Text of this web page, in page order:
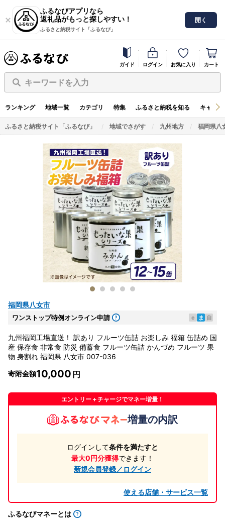
ふるなびアプリなら
返礼品がもっと探しやすい！
ふるさと納税サイト「ふるなび」
開く
ガイド ログイン お気に入り カート
キーワードを入力
ランキング 地域一覧 カテゴリ 特集 ふるさと納税を知る キャン
ふるさと納税サイト「ふるなび」 地域でさがす 九州地方 福岡県八
福岡県八女市
ワンストップ特例オンライン申請 e ま 自
九州福岡工場直送！ 訳あり フルーツ缶詰 お楽しみ 福箱 缶詰め 国
産 保存食 非常食 防災 備蓄食 フルーツ缶詰 かんづめ フルーツ 果
物 身割れ 福岡県 八女市 007-036
寄附金額10,000
エントリー＋チャージでマネー増量！
増量の内訳
ログインして条件を満たすと
最大0円分獲得できます！
新規会員登録／ログイン
使える店舗・サービス一覧
ふるなびマネーとは